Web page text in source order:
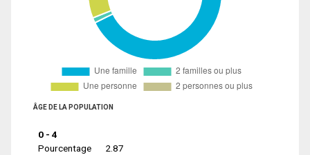
ÂGE DE LA POPULATION
0 - 4
Pourcentage
2.87